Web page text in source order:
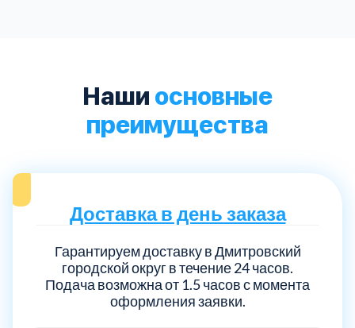
Наши основные
преимущества
Доставка в день заказа
Гарантируем доставку в Дмитровский
городской округ в течение 24 часов.
Подача возможна от 1.5 часов с момента
оформления заявки.